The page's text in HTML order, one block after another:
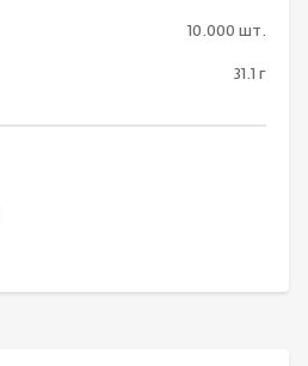
10.000 шт.
31.1 г